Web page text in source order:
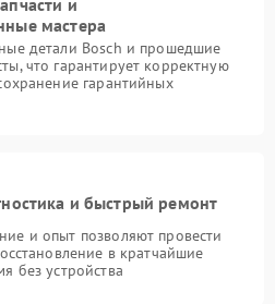
и
мастера
детали Bosch и прошедшие
что гарантирует корректную
гарантийных
и быстрый ремонт
и опыт позволяют провести
в кратчайшие
без устройства